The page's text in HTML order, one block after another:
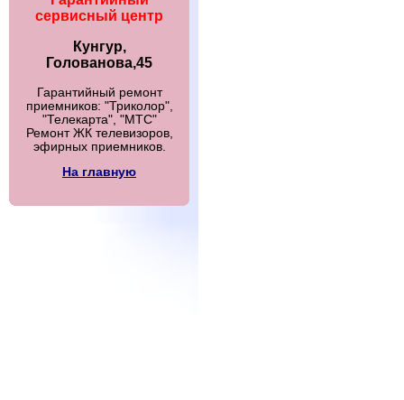
сервисный центр
Кунгур,
Голованова,45
Гарантийный ремонт
приемников: "Триколор",
"Телекарта", "МТС"
Ремонт ЖК телевизоров,
эфирных приемников.
На главную